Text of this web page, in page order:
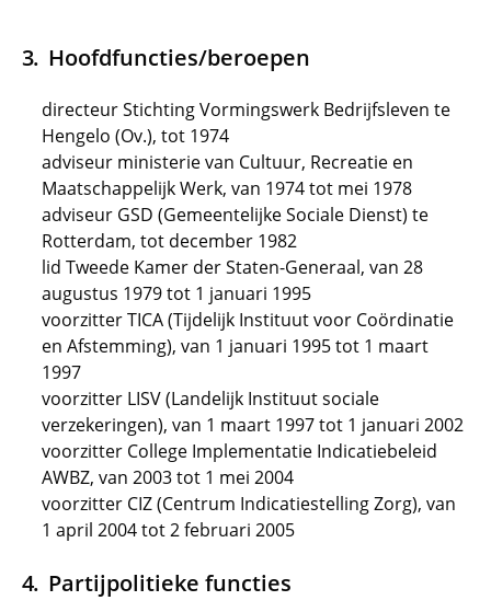
Hoofdfuncties/beroepen
directeur Stichting Vormingswerk Bedrijfsleven te
Hengelo (Ov.), tot 1974
adviseur ministerie van Cultuur, Recreatie en
Maatschappelijk Werk, van 1974 tot mei 1978
adviseur GSD (Gemeentelijke Sociale Dienst) te
Rotterdam, tot december 1982
lid Tweede Kamer der Staten-Generaal, van 28
augustus 1979 tot 1 januari 1995
voorzitter TICA (Tijdelijk Instituut voor Coördinatie
en Afstemming), van 1 januari 1995 tot 1 maart
1997
voorzitter LISV (Landelijk Instituut sociale
verzekeringen), van 1 maart 1997 tot 1 januari 2002
voorzitter College Implementatie Indicatiebeleid
AWBZ, van 2003 tot 1 mei 2004
voorzitter CIZ (Centrum Indicatiestelling Zorg), van
1 april 2004 tot 2 februari 2005
Partijpolitieke functies